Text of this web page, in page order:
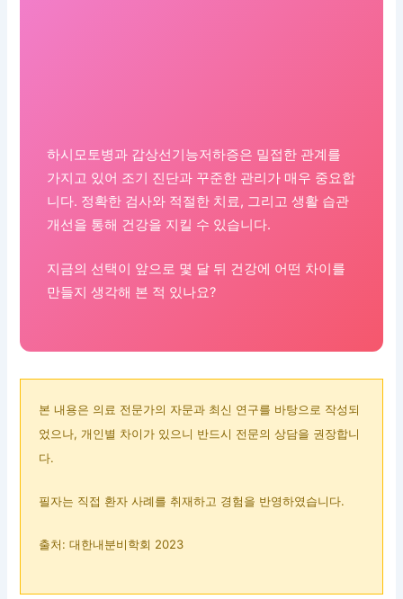
하시모토병과 갑상선기능저하증은 밀접한 관계를
가지고 있어 조기 진단과 꾸준한 관리가 매우 중요합
니다. 정확한 검사와 적절한 치료, 그리고 생활 습관
개선을 통해 건강을 지킬 수 있습니다.
지금의 선택이 앞으로 몇 달 뒤 건강에 어떤 차이를
만들지 생각해 본 적 있나요?
본 내용은 의료 전문가의 자문과 최신 연구를 바탕으로 작성되
었으나, 개인별 차이가 있으니 반드시 전문의 상담을 권장합니
다.
필자는 직접 환자 사례를 취재하고 경험을 반영하였습니다.
출처: 대한내분비학회 2023